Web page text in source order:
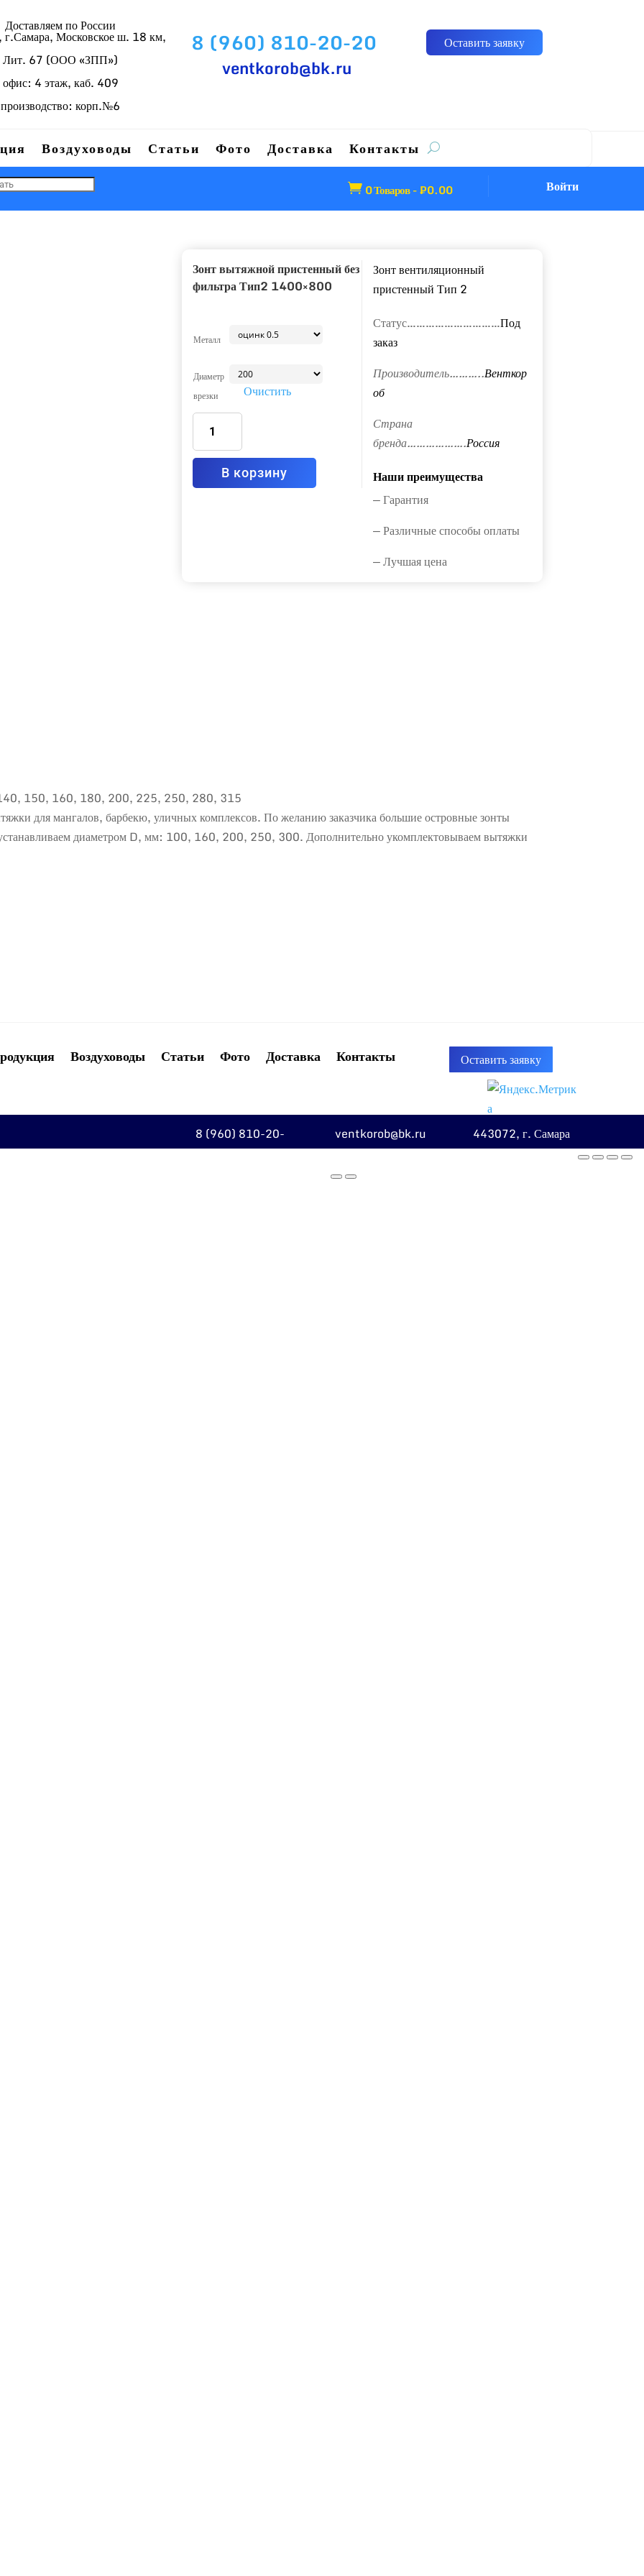
Доставляем по России
Московское ш. 18 км,
Лит. 67 (ООО «ЗПП»)
офис: 4 этаж, каб. 409
производство: корп.№6
8 (960) 810-20-20
ventkorob@bk.ru
Оставить заявку
Воздуховоды Статьи Фото Доставка Контакты
 0 Товаров -₽0.00 Войти
Зонт вытяжной пристенный без
фильтра Тип2 1400×800
Металл
Диаметр
врезки
Очистить
Количество
товара
пристенный
без
1400x800
В корзину
Зонт вентиляционный
пристенный Тип 2
Статус…………………………Под
заказ
Производитель………..Венткор
об
Страна
бренда……………….Россия
Наши преимущества
— Гарантия
— Различные способы оплаты
— Лучшая цена
150, 160, 180, 200, 225, 250, 280, 315
для мангалов, барбекю, уличных комплексов. По желанию заказчика большие островные зонты
устанавливаем диаметром D, мм: 100, 160, 200, 250, 300. Дополнительно укомплектовываем вытяжки
Воздуховоды Статьи Фото Доставка Контакты Оставить заявку
8 (960) 810-20-
20
ventkorob@bk.ru 443072, г. Самара